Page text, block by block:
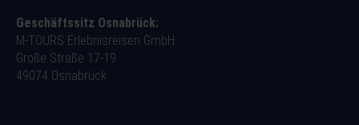
Geschäftssitz Osnabrück:
M-TOURS Erlebnisreisen GmbH
Große Straße 17-19
49074 Osnabrück